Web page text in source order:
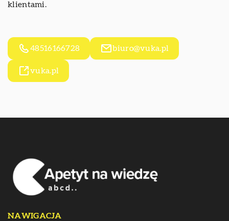
klientami.
48516166728 biuro@vuka.pl
vuka.pl
NAWIGACJA